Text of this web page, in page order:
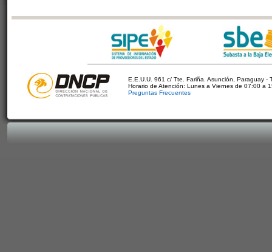
E.E.U.U. 961 c/ Tte. Fariña. Asunción, Paraguay -
Horario de Atención: Lunes a Viernes de 07:00 a
Preguntas Frecuentes